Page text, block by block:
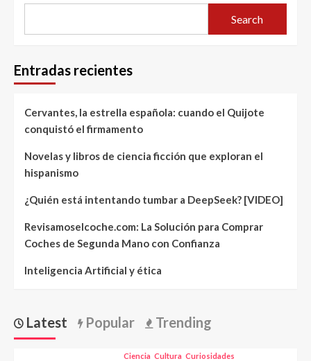
Search
Entradas recientes
Cervantes, la estrella española: cuando el Quijote
conquistó el firmamento
Novelas y libros de ciencia ficción que exploran el
hispanismo
¿Quién está intentando tumbar a DeepSeek? [VIDEO]
Revisamoselcoche.com: La Solución para Comprar
Coches de Segunda Mano con Confianza
Inteligencia Artificial y ética
Latest Popular Trending
Ciencia Cultura Curiosidades